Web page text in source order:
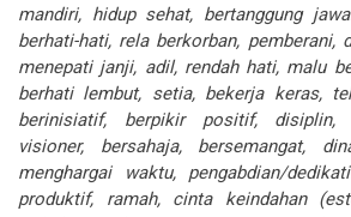
mandiri, hidup sehat, bertanggung
berhati-hati, rela berkorban, pemberani,
menepati janji, adil, rendah hati, malu
berhati lembut, setia, bekerja keras,
berinisiatif, berpikir positif, disiplin,
visioner, bersahaja, bersemangat,
menghargai waktu, pengabdian/
produktif, ramah, cinta keindahan